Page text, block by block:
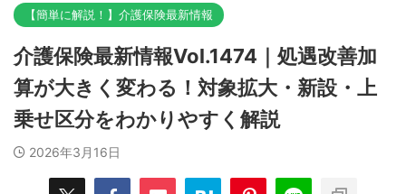
【簡単に解説！】介護保険最新情報
介護保険最新情報Vol.1474｜処遇改善加
算が大きく変わる！対象拡大・新設・上
乗せ区分をわかりやすく解説
2026年3月16日